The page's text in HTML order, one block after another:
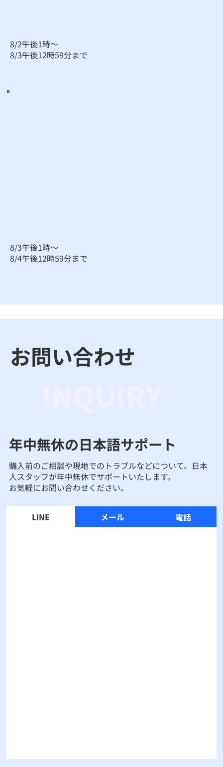
8/2午後1時～
​8/3午後12時59分まで
8/3午後1時～
​8/4午後12時59分まで
LINE メール 電話
年中無休の日本語サポート
購入前のご相談や現地でのトラブルなどについて、日本
人スタッフが年中無休でサポートいたします。
お気軽にお問い合わせください。
お問い合わせ